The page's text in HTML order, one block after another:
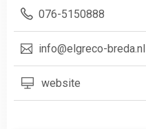
076-5150888
info@elgreco-breda.nl
website